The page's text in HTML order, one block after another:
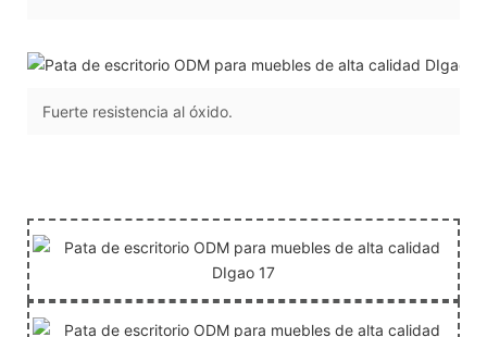
Fuerte resistencia al óxido.